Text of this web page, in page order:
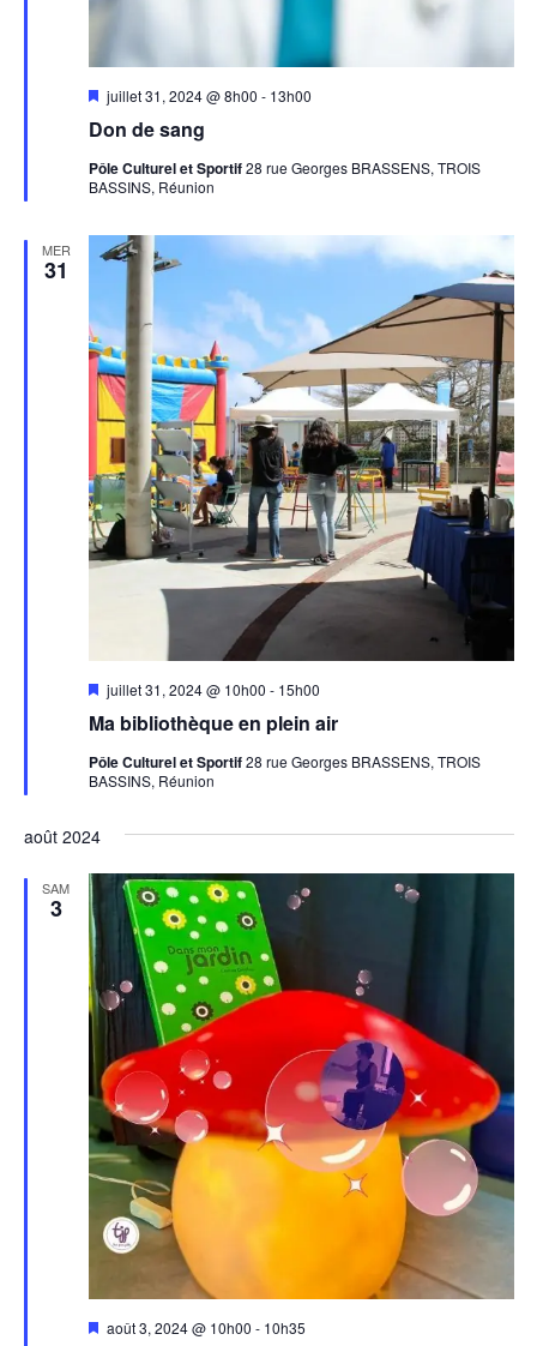
Don de sang
Mis
avant
juillet 31, 2024 @ 8h00 - 13h00
Pôle Culturel et Sportif28 rue Georges BRASSENS, TROIS
BASSINS, Réunion
MER
31
Ma bibliothèque en plein air
Mis
avant
juillet 31, 2024 @ 10h00 - 15h00
Pôle Culturel et Sportif28 rue Georges BRASSENS, TROIS
BASSINS, Réunion
août 2024
SAM
3
Mis
août 3, 2024 @ 10h00 - 10h35